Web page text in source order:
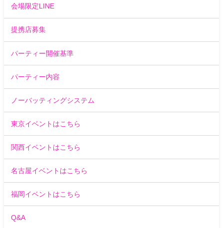
会場限定LINE
提携店募集
パーティー開催基準
パーティー内容
ノーバッティングシステム
東京イベントはこちら
関西イベントはこちら
名古屋イベントはこちら
福岡イベントはこちら
Q&A